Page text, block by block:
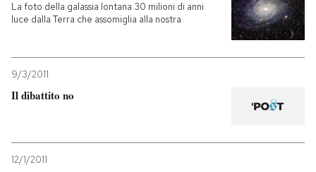
La foto della galassia lontana 30 milioni di anni
luce dalla Terra che assomiglia alla nostra
9/3/2011
Il dibattito no
12/1/2011